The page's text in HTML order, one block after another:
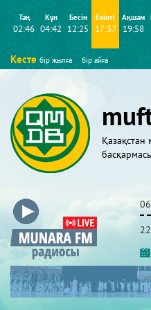
Таң
02:46
Күн
04:42
Бесін
12:25
Екінті
17:37
Ақшам
19:58
Кесте бір жылға бір айға